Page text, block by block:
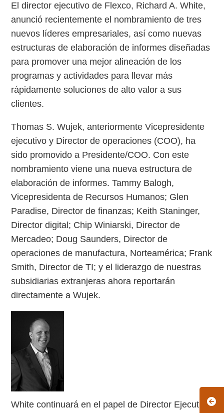
El director ejecutivo de Flexco, Richard A. White,
anunció recientemente el nombramiento de tres
nuevos líderes empresariales, así como nuevas
estructuras de elaboración de informes diseñadas
para promover una mejor alineación de los
programas y actividades para llevar más
rápidamente soluciones de alto valor a sus
clientes.
Thomas S. Wujek, anteriormente Vicepresidente
ejecutivo y Director de operaciones (COO), ha
sido promovido a Presidente/COO. Con este
nombramiento viene una nueva estructura de
elaboración de informes. Tammy Balogh,
Vicepresidenta de Recursos Humanos; Glen
Paradise, Director de finanzas; Keith Staninger,
Director digital; Chip Winiarski, Director de
Mercadeo; Doug Saunders, Director de
operaciones de manufactura, Norteamérica; Frank
Smith, Director de TI; y el liderazgo de nuestras
subsidiarias extranjeras ahora reportarán
directamente a Wujek.
White continuará en el papel de Director Ejecutivo